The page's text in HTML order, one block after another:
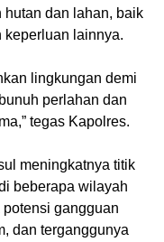
hutan dan lahan, baik
keperluan lainnya.
lingkungan demi
perlahan dan
tegas Kapolres.
meningkatnya titik
beberapa wilayah
gangguan
dan terganggunya